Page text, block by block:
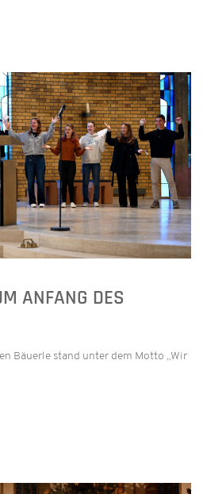
ANFANG DES
Bäuerle stand unter dem Motto „Wir